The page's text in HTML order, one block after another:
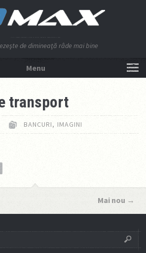
de dimineaţă râde mai bine
Menu
transport
BANCURI, IMAGINI
Mai nou →